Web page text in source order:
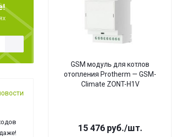
GSM модуль для котлов
отопления Protherm — GSM-
Climate ZONT-H1V
15 476руб./шт.